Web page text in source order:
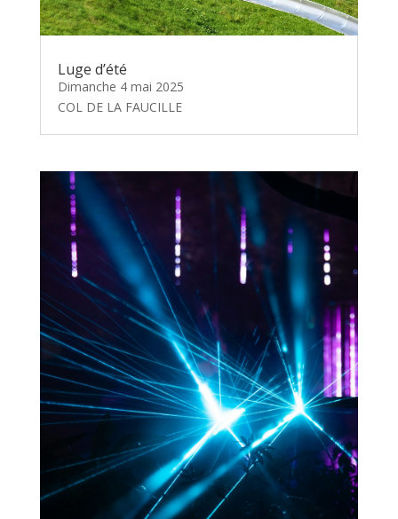
Luge d’été
Dimanche 4 mai 2025
COL DE LA FAUCILLE